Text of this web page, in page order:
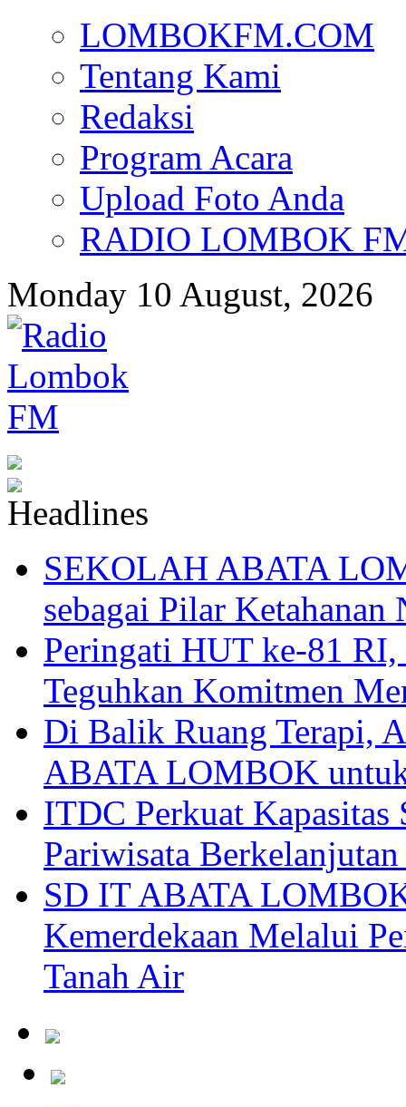
LOMBOKFM.COM
Tentang Kami
Redaksi
Program Acara
Upload Foto Anda
RADIO LOMBOK
Monday 10 August, 2026
SEKOLAH ABATA
sebagai Pilar Ketahanan
Peringati HUT ke-81
Teguhkan Komitmen
Di Balik Ruang Terapi,
ABATA LOMBOK
ITDC Perkuat
Pariwisata
SD IT ABATA
Kemerdekaan Melalui
Tanah Air